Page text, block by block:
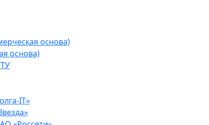
основа)
основа)
IT»